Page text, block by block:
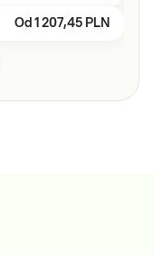
Od 1 207,45 PLN